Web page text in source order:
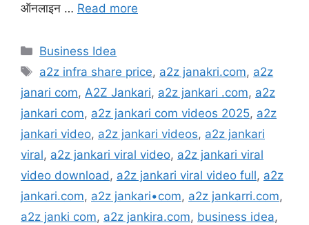
ऑनलाइन … Read more
Categories
Business Idea
Tags
a2z infra share price, a2z janakri.com, a2z
janari com, A2Z Jankari, a2z jankari .com, a2z
jankari com, a2z jankari com videos 2025, a2z
jankari video, a2z jankari videos, a2z jankari
viral, a2z jankari viral video, a2z jankari viral
video download, a2z jankari viral video full, a2z
jankari.com, a2z jankari•com, a2z jankarri.com,
a2z janki com, a2z jankira.com, business idea,